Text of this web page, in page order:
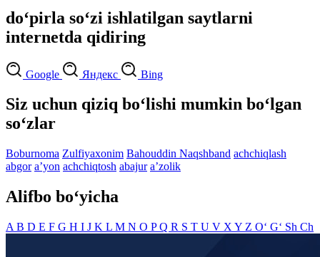
do‘pirla so‘zi ishlatilgan saytlarni
internetda qidiring
Google Яндекс Bing
Siz uchun qiziq bo‘lishi mumkin bo‘lgan
so‘zlar
Boburnoma Zulfiyaxonim Bahouddin Naqshband achchiqlash
abgor aʼyon achchiqtosh abajur aʼzolik
Alifbo bo‘yicha
A B D E F G H I J K L M N O PQ R S T U V X Y Z O‘ G‘ Sh Ch